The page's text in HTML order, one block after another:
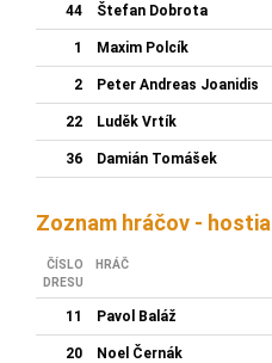
44 Štefan Dobrota
1 Maxim Polcík
2 Peter Andreas Joanidis
22 Luděk Vrtík
36 Damián Tomášek
Zoznam hráčov - hostia
ČÍSLO
DRESU
HRÁČ
11 Pavol Baláž
20 Noel Černák